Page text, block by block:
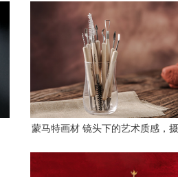
蒙马特画材 镜头下的艺术质感，